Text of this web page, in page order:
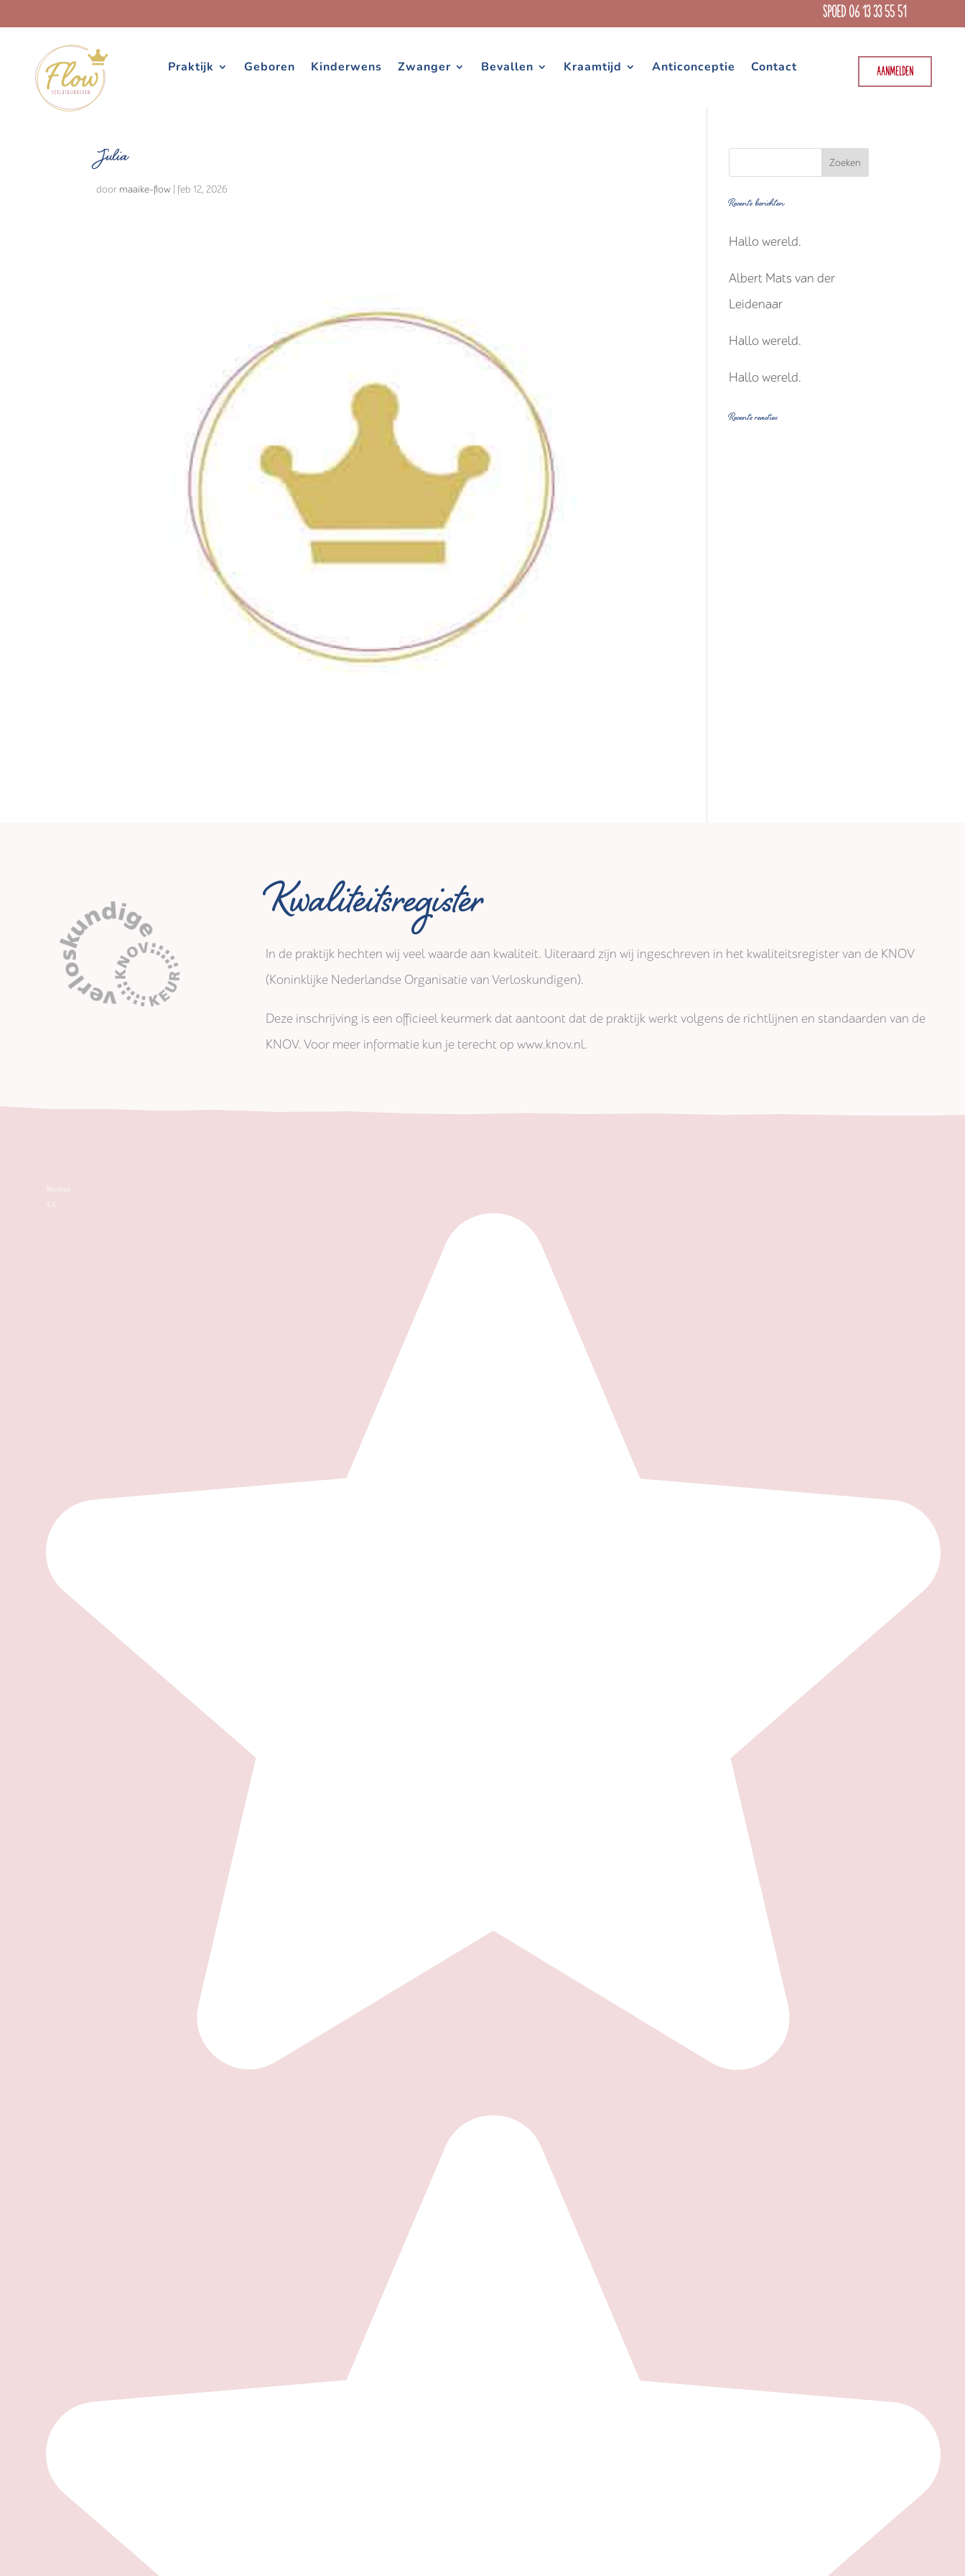
SPOED 06 13 33 55 51
Praktijk Geboren Kinderwens Zwanger Bevallen Kraamtijd Anticonceptie Contact AANMELDEN
Julia
door maaike-flow feb 12, 2026
Recente berichten
Hallo wereld.
Albert Mats van der
Leidenaar
Hallo wereld.
Hallo wereld.
Recente reacties
Kwaliteitsregister
In de praktijk hechten wij veel waarde aan kwaliteit. Uiteraard zijn wij ingeschreven in het kwaliteitsregister van de KNOV
(Koninklijke Nederlandse Organisatie van Verloskundigen).
Deze inschrijving is een officieel keurmerk dat aantoont dat de praktijk werkt volgens de richtlijnen en standaarden van de
KNOV. Voor meer informatie kun je terecht op www.knov.nl.
Reviews